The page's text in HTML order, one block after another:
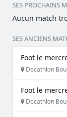
SES PROCHAINS
Aucun match
SES ANCIENS
Foot le
Decathlon
Foot le
Decathlon